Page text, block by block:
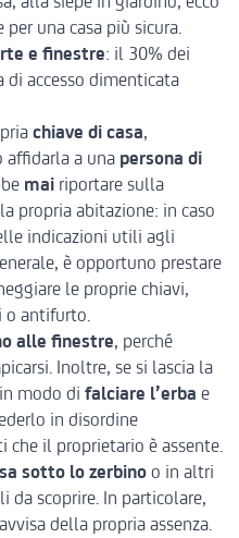
una casa più sicura.
e finestre: il 30% dei
accesso dimenticata
chiave di casa,
affidarla a una persona di
mai riportare sulla
propria abitazione: in caso
indicazioni utili agli
è opportuno prestare
le proprie chiavi,
o antifurto.
alle finestre, perché
Inoltre, se si lascia la
modo di falciare l’erba e
in disordine
che il proprietario è assente.
sotto lo zerbinoo in altri
da scoprire. In particolare,
della propria assenza.